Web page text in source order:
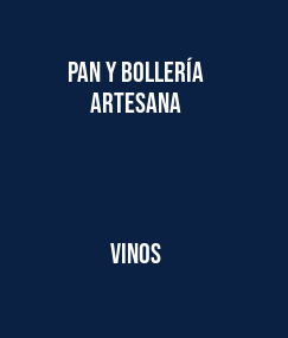
Pan y bollería
artesana
Vinos